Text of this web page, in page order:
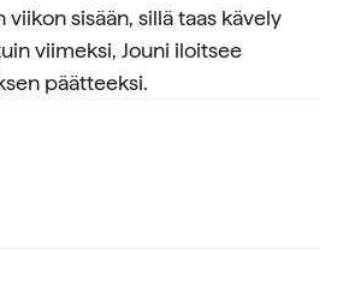
sisään, sillä taas kävely
viimeksi, Jouni iloitsee
päätteeksi.